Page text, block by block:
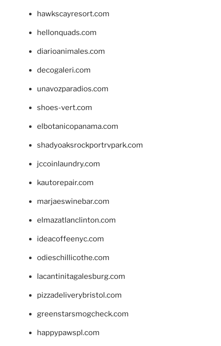
hawkscayresort.com
hellonquads.com
diarioanimales.com
decogaleri.com
unavozparadios.com
shoes-vert.com
elbotanicopanama.com
shadyoaksrockportrvpark.com
jccoinlaundry.com
kautorepair.com
marjaeswinebar.com
elmazatlanclinton.com
ideacoffeenyc.com
odieschillicothe.com
lacantinitagalesburg.com
pizzadeliverybristol.com
greenstarsmogcheck.com
happypawspl.com